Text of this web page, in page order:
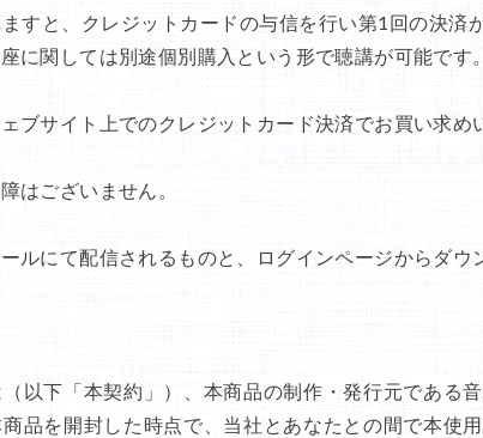
すと、クレジットカードの与信を行い第1回の決
に関しては別途個別購入という形で聴講が可能です。
ブサイト上でのクレジットカード決済でお買い求め
はございません。
ルにて配信されるものと、ログインページからダウ
以下「本契約」）、本商品の制作・発行元である
品を開封した時点で、当社とあなたとの間で本使